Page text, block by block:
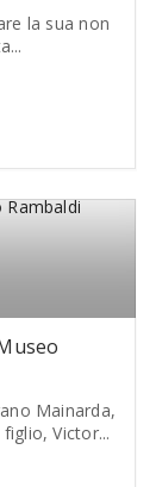
la sua non
Mainarda,
Victor...